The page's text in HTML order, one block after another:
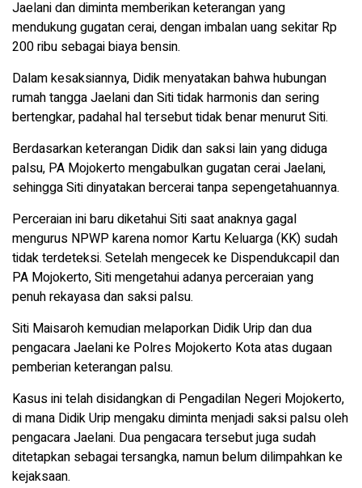
Jaelani dan diminta memberikan keterangan yang
mendukung gugatan cerai, dengan imbalan uang sekitar Rp
200 ribu sebagai biaya bensin.
Dalam kesaksiannya, Didik menyatakan bahwa hubungan
rumah tangga Jaelani dan Siti tidak harmonis dan sering
bertengkar, padahal hal tersebut tidak benar menurut Siti.
Berdasarkan keterangan Didik dan saksi lain yang diduga
palsu, PA Mojokerto mengabulkan gugatan cerai Jaelani,
sehingga Siti dinyatakan bercerai tanpa sepengetahuannya.
Perceraian ini baru diketahui Siti saat anaknya gagal
mengurus NPWP karena nomor Kartu Keluarga (KK) sudah
tidak terdeteksi. Setelah mengecek ke Dispendukcapil dan
PA Mojokerto, Siti mengetahui adanya perceraian yang
penuh rekayasa dan saksi palsu.
Siti Maisaroh kemudian melaporkan Didik Urip dan dua
pengacara Jaelani ke Polres Mojokerto Kota atas dugaan
pemberian keterangan palsu.
Kasus ini telah disidangkan di Pengadilan Negeri Mojokerto,
di mana Didik Urip mengaku diminta menjadi saksi palsu oleh
pengacara Jaelani. Dua pengacara tersebut juga sudah
ditetapkan sebagai tersangka, namun belum dilimpahkan ke
kejaksaan.